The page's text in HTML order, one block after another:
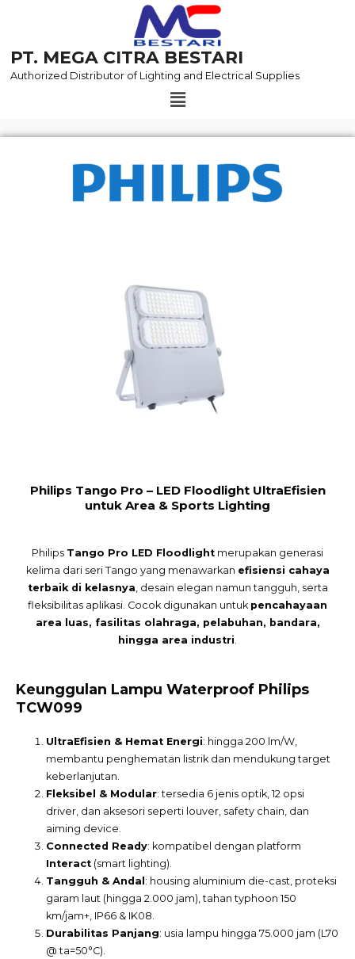
PT. MEGA CITRA BESTARI
Authorized Distributor of Lighting and Electrical Supplies
Menu
Philips Tango Pro – LED Floodlight UltraEfisien
untuk Area & Sports Lighting
Philips Tango Pro LED Floodlight merupakan generasi
kelima dari seri Tango yang menawarkan efisiensi cahaya
terbaik di kelasnya , desain elegan namun tangguh, serta
fleksibilitas aplikasi. Cocok digunakan untuk pencahayaan
area luas, fasilitas olahraga, pelabuhan, bandara,
hingga area industri
Keunggulan Lampu Waterproof Philips
TCW099
UltraEfisien & Hemat Energi: hingga 200 lm/W,
membantu penghematan listrik dan mendukung target
keberlanjutan.
Fleksibel & Modular: tersedia 6 jenis optik, 12 opsi
driver, dan aksesori seperti louver, safety chain, dan
aiming device.
Connected Ready: kompatibel dengan platform
Interact (smart lighting).
Tangguh & Andal : housing aluminium die-cast, proteksi
garam laut (hingga 2.000 jam), tahan typhoon 150
km/jam+, IP66 & IK08.
Durabilitas Panjang: usia lampu hingga 75.000 jam (L70
@ ta=50°C).